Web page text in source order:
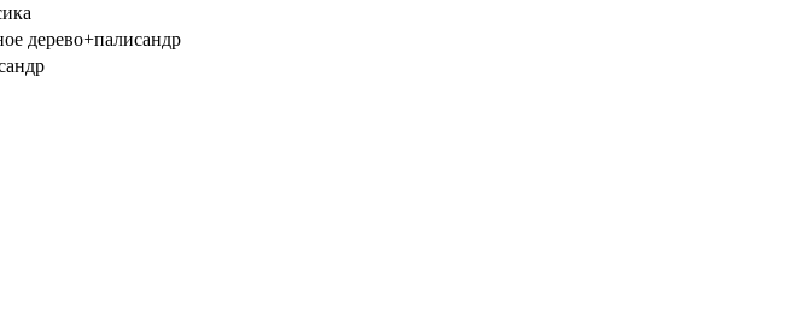
дерево+палисандр